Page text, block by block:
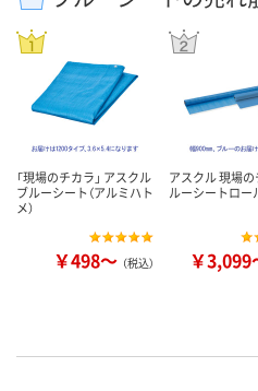
「現場のチカラ」 アスクル
ブルーシート（アルミハト
メ）
￥498～ （税込）
アスクル 現場
ルーシートロー
￥3,099